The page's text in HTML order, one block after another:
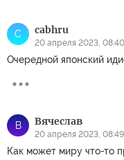
C cabhru
20 апреля 2023, 08:40
Очередной японский
В Вячеслав
20 апреля 2023, 08:49
Как может миру что-то